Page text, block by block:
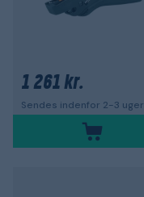
1 261 kr.
Sendes indenfor 2-3 uger